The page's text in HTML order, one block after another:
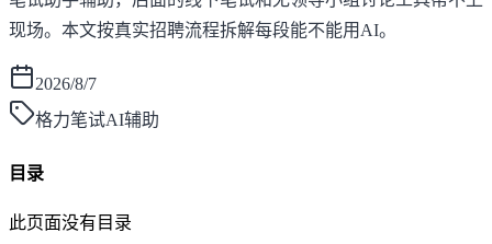
现场。本文按真实招聘流程拆解每段能不能用AI。
2026/8/7
格力笔试AI辅助
目录
此页面没有目录